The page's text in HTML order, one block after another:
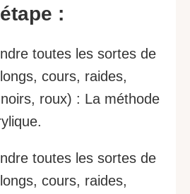
étape :
toutes les sortes de
cours, raides,
roux) : La méthode
toutes les sortes de
cours, raides,